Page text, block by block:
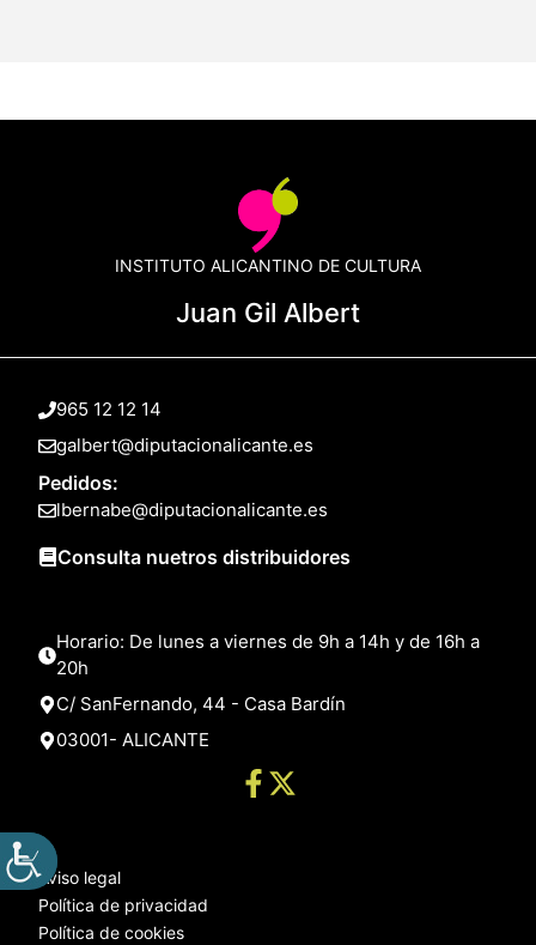
INSTITUTO ALICANTINO DE CULTURA
Juan Gil Albert
965 12 12 14
galbert@diputacionalicante.es
Pedidos:
lbernabe@diputacionalicante.es
Consulta nuetros distribuidores
Horario: De lunes a viernes de 9h a 14h y de 16h a
20h
C/ SanFernando, 44 - Casa Bardín
03001- ALICANTE
Aviso legal
Política de privacidad
Política de cookies